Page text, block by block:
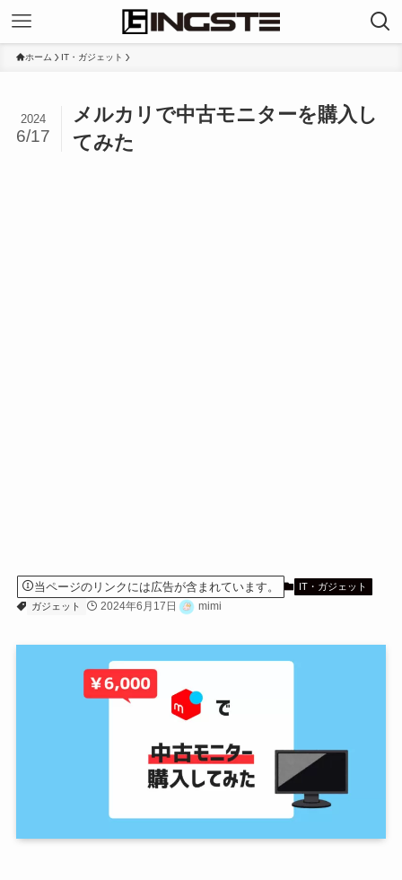
ホーム IT・ガジェット
メルカリで中古モニターを購入し
てみた
2024
6/17
当ページのリンクには広告が含まれています。
IT・ガジェット
ガジェット
2024年6月17日 mimi